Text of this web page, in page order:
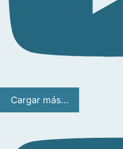
Cargar más...